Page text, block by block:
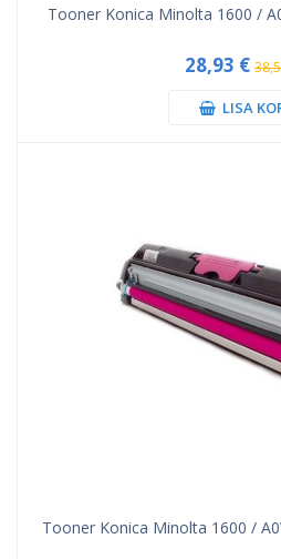
Tooner Konica Minolta 1600 /
28,93 €
LISA
Tooner Konica Minolta 1600 /